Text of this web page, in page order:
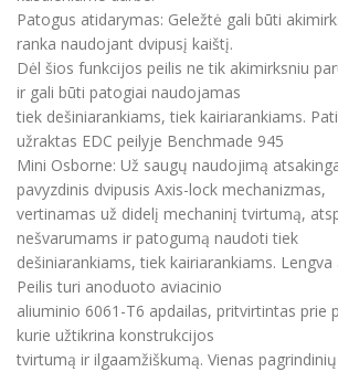
Patogus atidarymas: Geležtė gali būti
ranka naudojant dvipusį kaištį.
Dėl šios funkcijos peilis ne tik akimirksniu
ir gali būti patogiai naudojamas
tiek dešiniarankiams, tiek kairiarankiams.
užraktas EDC peilyje Benchmade 945
Mini Osborne: Už saugų naudojimą
pavyzdinis dvipusis Axis-lock mechanizmas,
vertinamas už didelį mechaninį tvirtumą,
nešvarumams ir patogumą naudoti tiek
dešiniarankiams, tiek kairiarankiams.
Peilis turi anoduoto aviacinio
aliuminio 6061-T6 apdailas, pritvirtintas prie
kurie užtikrina konstrukcijos
tvirtumą ir ilgaamžiškumą. Vienas